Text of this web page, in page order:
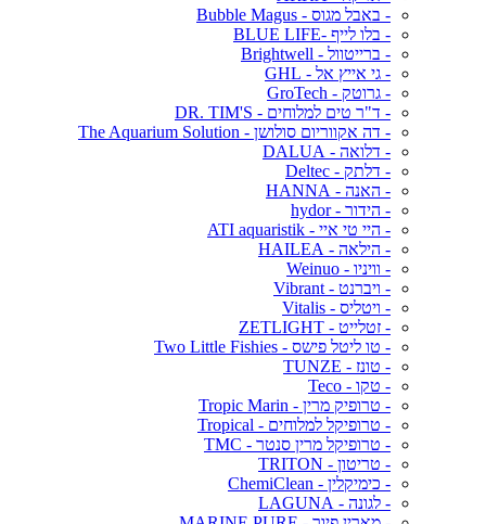
- באבל מגוס - Bubble Magus
- בלו לייף -BLUE LIFE
- ברייטוול - Brightwell
- גי אייץ אל - GHL
- גרוטק - GroTech
- ד"ר טים למלוחים - DR. TIM'S
- דה אקווריום סולושן - The Aquarium Solution
- דלואה - DALUA
- דלתק - Deltec
- האנה - HANNA
- הידור - hydor
- היי טי איי - ATI aquaristik
- הילאה - HAILEA
- וויניו - Weinuo
- ויברנט - Vibrant
- ויטליס - Vitalis
- זטלייט - ZETLIGHT
- טו ליטל פישס - Two Little Fishies
- טונז - TUNZE
- טקו - Teco
- טרופיק מרין - Tropic Marin
- טרופיקל למלוחים - Tropical
- טרופיקל מרין סנטר - TMC
- טריטון - TRITON
- כימיקלין - ChemiClean
- לגונה - LAGUNA